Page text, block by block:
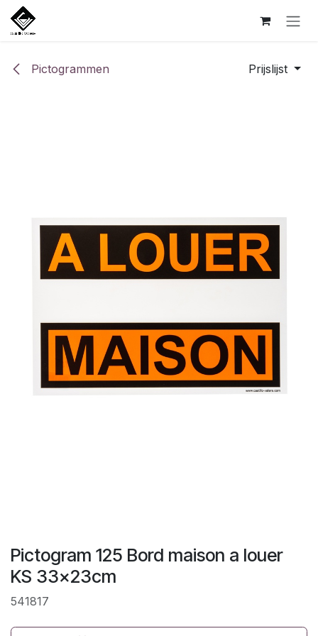
Overslaan naar inhoud
Pictogrammen Prijslijst
Pictogram 125 Bord maison a louer
KS 33x23cm
541817